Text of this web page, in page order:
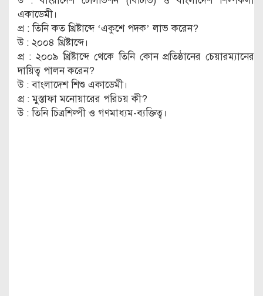
একাডেমী।
প্র : তিনি কত খ্রিষ্টাব্দে ‘একুশে পদক’ লাভ করেন?
উ : ২০০৪ খ্রিষ্টাব্দে।
প্র : ২০০৯ খ্রিষ্টাব্দে থেকে তিনি কোন প্রতিষ্ঠানের চেয়ারম্যানের
দায়িত্ব পালন করেন?
উ : বাংলাদেশ শিশু একাডেমী।
প্র : মুস্তাফা মনোয়ারের পরিচয় কী?
উ : তিনি চিত্রশিল্পী ও গণমাধ্যম-ব্যক্তিত্ব।